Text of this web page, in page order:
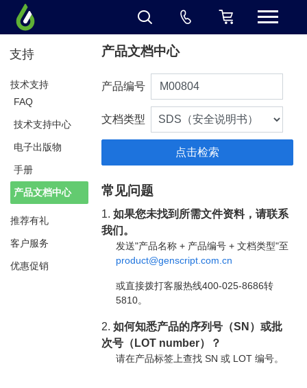
支持
技术支持
FAQ
技术支持中心
电子出版物
手册
产品文档中心
推荐有礼
客户服务
优惠促销
产品文档中心
产品编号
文档类型
常见问题
1.如果您未找到所需文件资料，请联系
我们。
发送"产品名称 + 产品编号 + 文档类型"至
product@genscript.com.cn
或直接拨打客服热线400-025-8686转
5810。
2.如何知悉产品的序列号（SN）或批
次号（LOT number）？
请在产品标签上查找 SN 或 LOT 编号。